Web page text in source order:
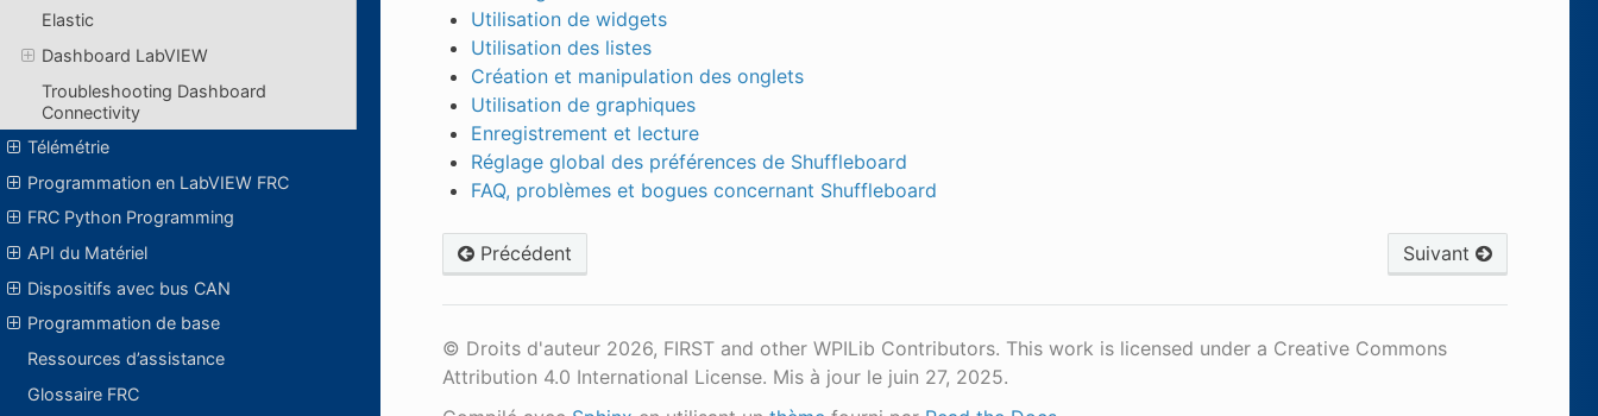
Elastic
Dashboard LabVIEW
Troubleshooting Dashboard
Connectivity
Télémétrie
Programmation en LabVIEW FRC
FRC Python Programming
API du Matériel
Dispositifs avec bus CAN
Programmation de base
Ressources d’assistance
Glossaire FRC
Utilisation de widgets
Utilisation des listes
Création et manipulation des onglets
Utilisation de graphiques
Enregistrement et lecture
Réglage global des préférences de Shuffleboard
FAQ, problèmes et bogues concernant Shuffleboard
Précédent Suivant
© Droits d'auteur 2026, FIRST and other WPILib Contributors. This work is licensed under a Creative Commons
Attribution 4.0 International License. Mis à jour le juin 27, 2025.